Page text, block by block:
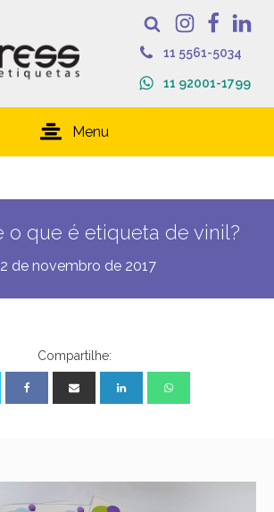
11 5561-5034
11 92001-1799
Menu
o que é etiqueta de vinil?
de novembro de 2017
Compartilhe: